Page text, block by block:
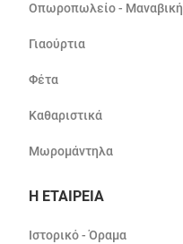
Οπωροπωλείο - Μαναβική
Γιαούρτια
Φέτα
Καθαριστικά
Μωρομάντηλα
Η ΕΤΑΙΡΕΙΑ
Ιστορικό - Όραμα